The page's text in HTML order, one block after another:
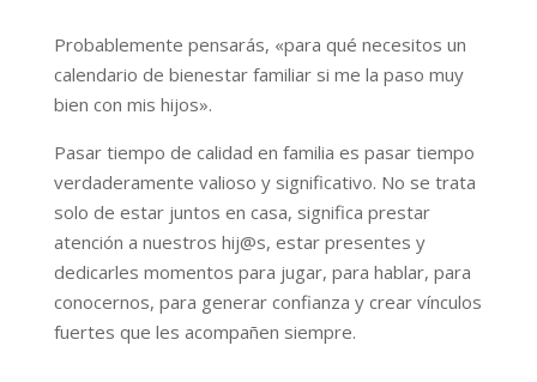
Probablemente pensarás, «para qué necesitos un
calendario de bienestar familiar si me la paso muy
bien con mis hijos».
Pasar tiempo de calidad en familia es pasar tiempo
verdaderamente valioso y significativo. No se trata
solo de estar juntos en casa, significa prestar
atención a nuestros hij@s, estar presentes y
dedicarles momentos para jugar, para hablar, para
conocernos, para generar confianza y crear vínculos
fuertes que les acompañen siempre.